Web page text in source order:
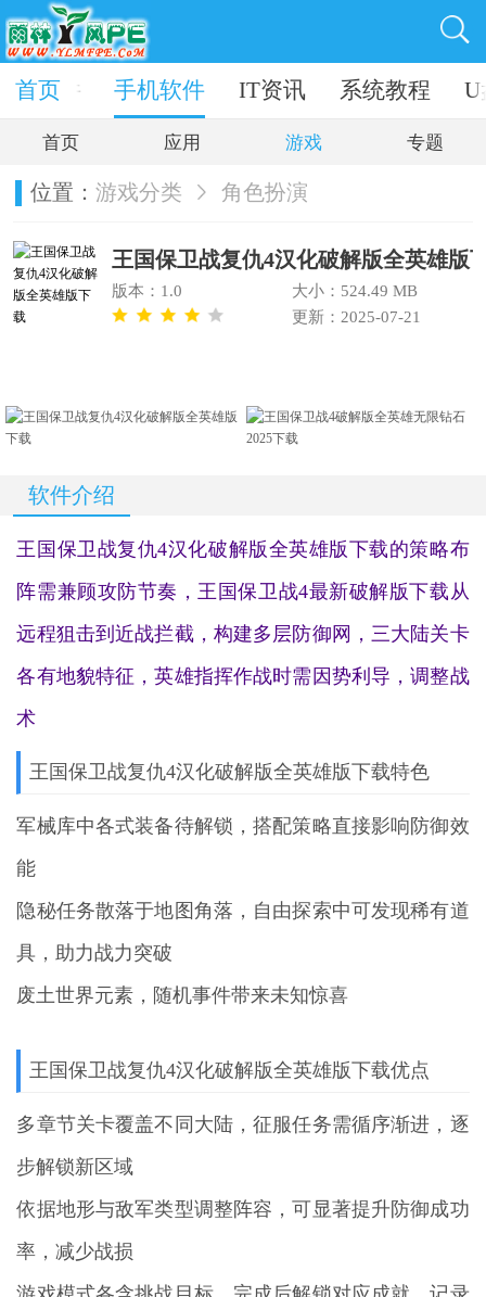
脑软件 手机软件 IT资讯 系统教程 U
首页
首页 应用 游戏 专题
位置： 游戏分类 角色扮演
王国保卫战复仇4汉化破解版全英雄版
版本：1.0
大小：524.49 MB
更新：2025-07-21
软件介绍
王国保卫战复仇4汉化破解版全英雄版下载的策略布
阵需兼顾攻防节奏，王国保卫战4最新破解版下载从
远程狙击到近战拦截，构建多层防御网，三大陆关卡
各有地貌特征，英雄指挥作战时需因势利导，调整战
术
王国保卫战复仇4汉化破解版全英雄版下载特色
军械库中各式装备待解锁，搭配策略直接影响防御效
能
隐秘任务散落于地图角落，自由探索中可发现稀有道
具，助力战力突破
废土世界元素，随机事件带来未知惊喜
王国保卫战复仇4汉化破解版全英雄版下载优点
多章节关卡覆盖不同大陆，征服任务需循序渐进，逐
步解锁新区域
依据地形与敌军类型调整阵容，可显著提升防御成功
率，减少战损